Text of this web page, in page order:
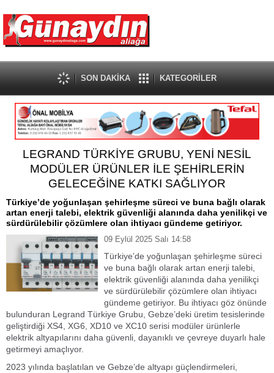
SON DAKİKA KATEGORİLER
LEGRAND TÜRKİYE GRUBU, YENİ NESİL
MODÜLER ÜRÜNLER İLE ŞEHİRLERİN
GELECEĞİNE KATKI SAĞLIYOR
Türkiye’de yoğunlaşan şehirleşme süreci ve buna bağlı olarak
artan enerji talebi, elektrik güvenliği alanında daha yenilikçi ve
sürdürülebilir çözümlere olan ihtiyacı gündeme getiriyor.
09 Eylül 2025 Salı 14:58
Türkiye’de yoğunlaşan şehirleşme süreci
ve buna bağlı olarak artan enerji talebi,
elektrik güvenliği alanında daha yenilikçi
ve sürdürülebilir çözümlere olan ihtiyacı
gündeme getiriyor. Bu ihtiyacı göz önünde
bulunduran Legrand Türkiye Grubu, Gebze’deki üretim tesislerinde
geliştirdiği XS4, XG6, XD10 ve XC10 serisi modüler ürünlerle
elektrik altyapılarını daha güvenli, dayanıklı ve çevreye duyarlı hale
getirmeyi amaçlıyor.
2023 yılında başlatılan ve Gebze’de altyapı güçlendirmeleri,